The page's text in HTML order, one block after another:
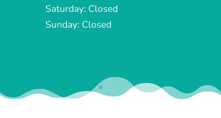
Saturday: Closed
Sunday: Closed